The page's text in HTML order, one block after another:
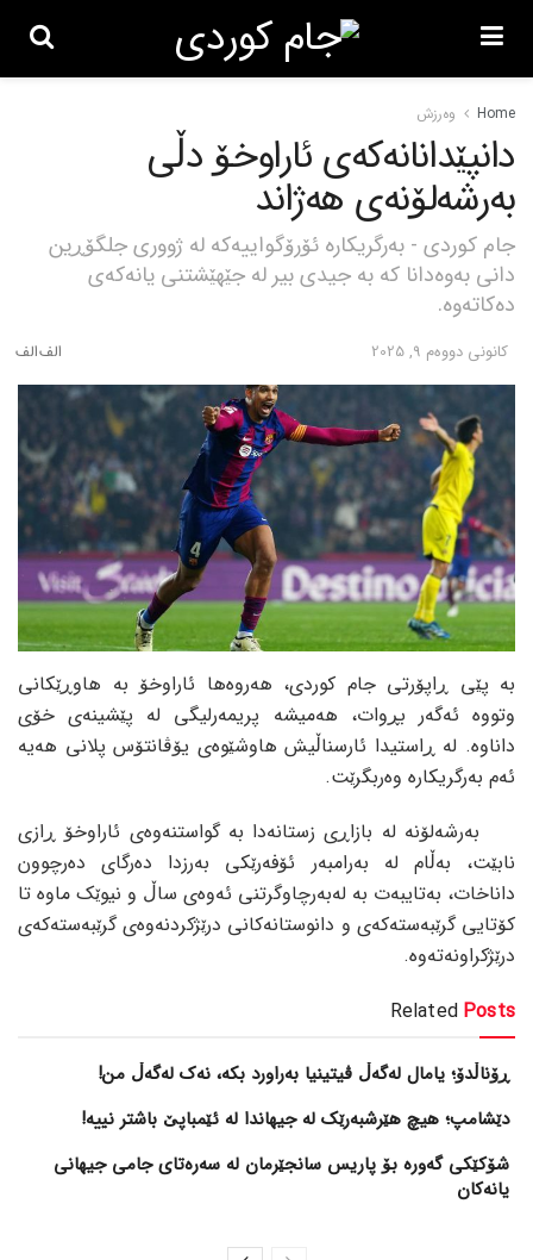
Home وەرزش
دانپێدانانەکەی ئاراوخۆ دڵی
بەرشەلۆنەی هەژاند
جام کوردی - بەرگریکارە ئۆرۆگواییەکە لە ژووری جلگۆڕین
دانی بەوەدانا کە بە جیدی بیر لە جێهێشتنی یانەکەی
دەکاتەوە.
كانونی دووه‌م 9, 2025
بە پێی ڕاپۆرتی جام کوردی، هەروەها ئاراوخۆ بە هاوڕێکانی
وتووە ئەگەر بڕوات، هەمیشە پریمەرلیگی لە پێشینەی خۆی
داناوە. لە ڕاستیدا ئارسناڵیش هاوشێوەی یۆڤانتۆس پلانی هەیە
ئەم بەرگریکارە وەربگرێت.
بەرشەلۆنە لە بازاڕی زستانەدا بە گواستنەوەی ئاراوخۆ ڕازی
نابێت، بەڵام لە بەرامبەر ئۆفەرێکی بەرزدا دەرگای دەرچوون
داناخات، بەتایبەت بە لەبەرچاوگرتنی ئەوەی ساڵ و نیوێک ماوە تا
کۆتایی گرێبەستەکەی و دانوستانەکانی درێژکردنەوەی گرێبەستەکەی
درێژکراونەتەوە.
Related Posts
ڕۆناڵدۆ؛ یامال لەگەڵ ڤیتینیا بەراورد بکە، نەک لەگەڵ من!
دێشامپ؛ هیچ هێرشبەرێک لە جیهاندا لە ئێمباپێ باشتر نییە!
شۆکێکی گەورە بۆ پاریس سانجێرمان لە سەرەتای جامی جیهانی
یانەکان